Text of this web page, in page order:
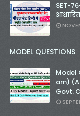
SET-
MODEL QUESTIONS
Model
am)
Govt.